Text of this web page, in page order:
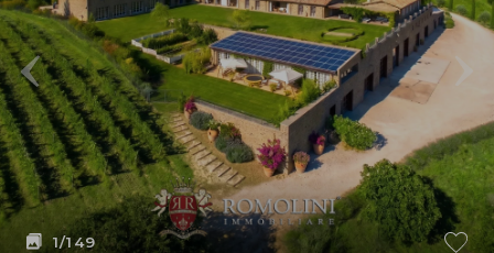
1/149